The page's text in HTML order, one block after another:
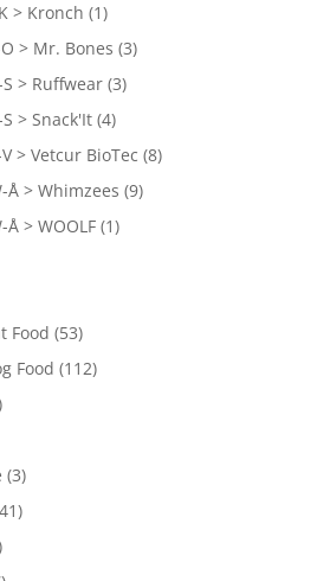
> Kronch (1)
> Mr. Bones (3)
> Ruffwear (3)
> Snack'It (4)
> Vetcur BioTec (8)
> Whimzees (9)
> WOOLF (1)
Food (53)
Food (112)
(3)